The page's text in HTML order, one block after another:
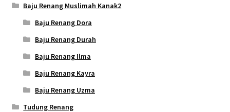
Baju Renang Muslimah Kanak2
Baju Renang Dora
Baju Renang Durah
Baju Renang Ilma
Baju Renang Kayra
Baju Renang Uzma
Tudung Renang